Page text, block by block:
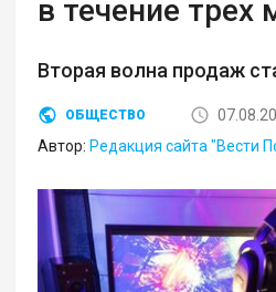
в течение трех
Вторая волна продаж
ОБЩЕСТВО
Автор: Редакция сайта "Вести